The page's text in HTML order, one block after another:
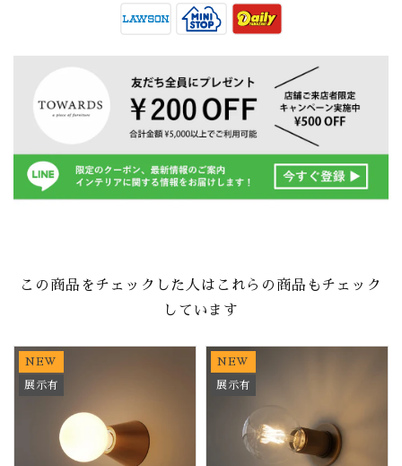
この商品をチェックした人はこれらの商品もチェック
しています
NEW
展示有
NEW
展示有